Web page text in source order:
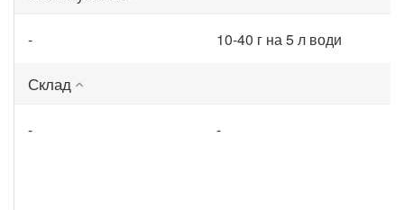
- 10-40 г на 5 л води
Склад
- -